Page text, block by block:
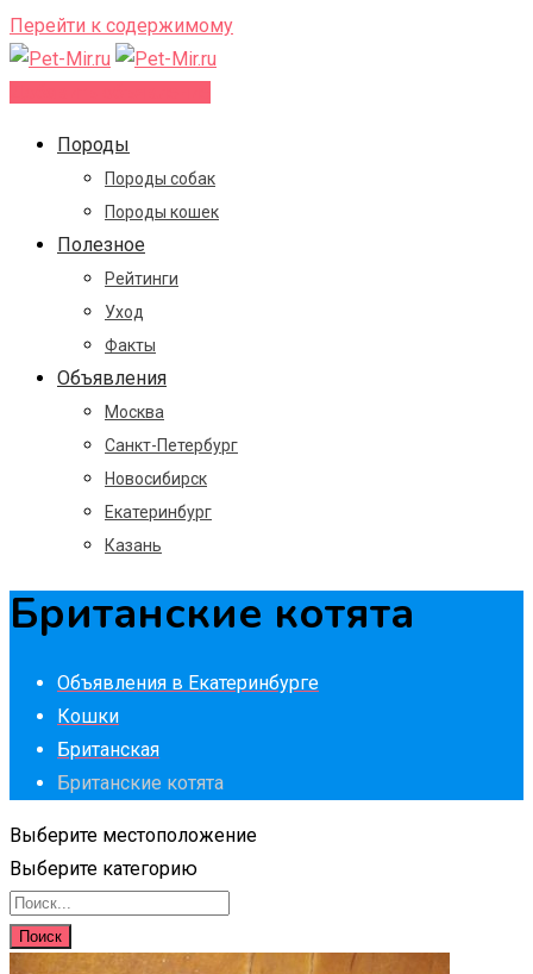
Перейти к содержимому
Породы
Породы собак
Породы кошек
Полезное
Рейтинги
Уход
Факты
Объявления
Москва
Санкт-Петербург
Новосибирск
Екатеринбург
Казань
Британские котята
Объявления в Екатеринбурге
Кошки
Британская
Британские котята
Выберите местоположение
Выберите категорию
Поиск